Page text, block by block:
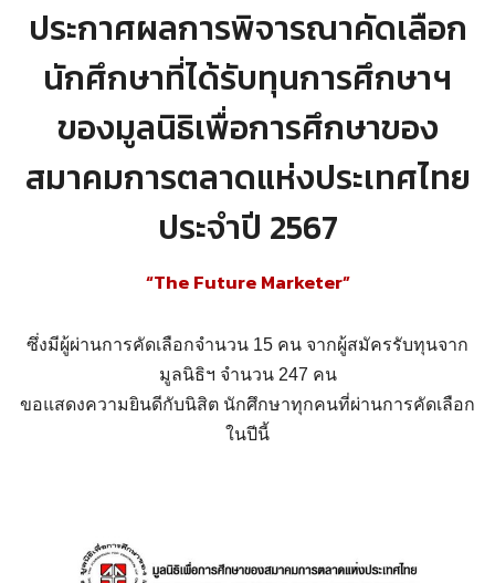
ประกาศผลการพิจารณาคัดเลือก
นักศึกษาที่ได้รับทุนการศึกษาฯ
ของมูลนิธิเพื่อการศึกษาของ
สมาคมการตลาดแห่งประเทศไทย
ประจำปี 2567
“The Future Marketer”
ซึ่งมีผู้ผ่านการคัดเลือกจำนวน 15 คน จากผู้สมัครรับทุนจาก
มูลนิธิฯ จำนวน 247 คน
ขอแสดงความยินดีกับนิสิต นักศึกษาทุกคนที่ผ่านการคัดเลือก
ในปีนี้